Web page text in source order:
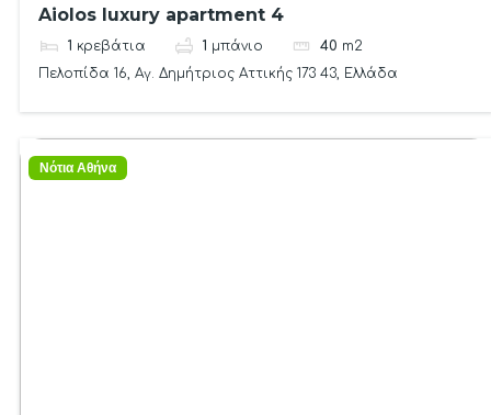
Aiolos luxury apartment 4
1 κρεβάτια 1 μπάνιο 40 m2
Πελοπίδα 16, Αγ. Δημήτριος Αττικής 173 43, Ελλάδα
Νότια Αθήνα